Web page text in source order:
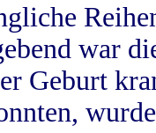
war
Geburt